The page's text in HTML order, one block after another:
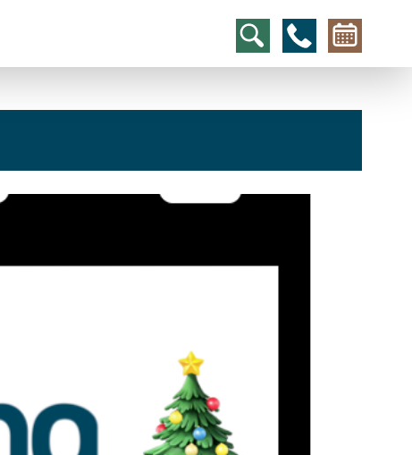
ed.ne
kalsn
id-gh